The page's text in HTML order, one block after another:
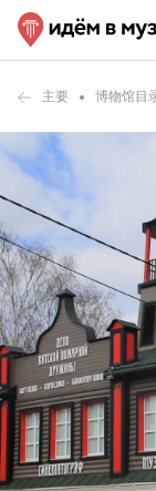
主要 博物馆目